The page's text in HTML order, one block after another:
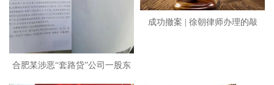
合肥某涉恶“套路贷”公司一股东
成功撤案 | 徐朝律师办理的敲